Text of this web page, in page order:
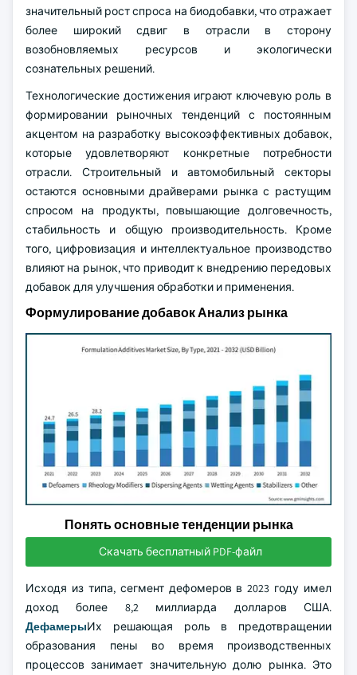
значительный рост спроса на биодобавки, что отражает
более широкий сдвиг в отрасли в сторону
возобновляемых ресурсов и экологически
сознательных решений.
Технологические достижения играют ключевую роль в
формировании рыночных тенденций с постоянным
акцентом на разработку высокоэффективных добавок,
которые удовлетворяют конкретные потребности
отрасли. Строительный и автомобильный секторы
остаются основными драйверами рынка с растущим
спросом на продукты, повышающие долговечность,
стабильность и общую производительность. Кроме
того, цифровизация и интеллектуальное производство
влияют на рынок, что приводит к внедрению передовых
добавок для улучшения обработки и применения.
Формулирование добавок Анализ рынка
Понять основные тенденции рынка
Скачать бесплатный PDF-файл
Исходя из типа, сегмент дефомеров в 2023 году имел
доход более 8,2 миллиарда долларов США.
ДефамерыИх решающая роль в предотвращении
образования пены во время производственных
процессов занимает значительную долю рынка. Это